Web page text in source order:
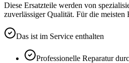
Diese Ersatzteile werden von
zuverlässiger Qualität. Für die meisten
Das ist im Service enthalten
Professionelle Reparatur